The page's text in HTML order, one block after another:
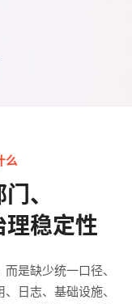
么
、
理稳定性
是缺少统一口径、
日志、基础设施、